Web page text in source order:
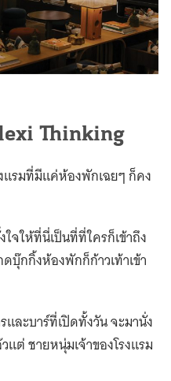
Thinking
รมที่มีแค่ห้องพักเฉยๆ ก็คง
จให้ที่นี่เป็นที่ที่ใครก็เข้าถึง
บุ๊กกิ้งห้องพักก็ก้าวเท้าเข้า
ละบาร์ที่เปิดทั้งวัน จะมานั่ง
ต่ ชายหนุ่มเจ้าของโรงแรม